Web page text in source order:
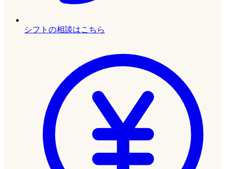
シフトの相談はこちら